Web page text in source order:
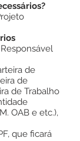
de
de
de Trabalho
OAB e etc.),
que ficará